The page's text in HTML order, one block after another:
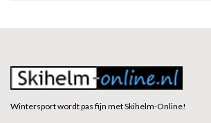
Wintersport wordt pas fijn met Skihelm-Online!